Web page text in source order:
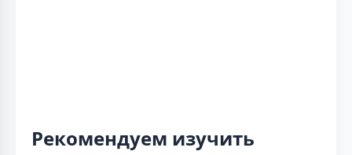
Рекомендуем изучить